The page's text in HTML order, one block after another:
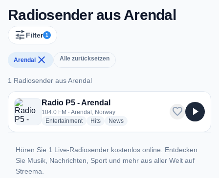
Radiosender aus Arendal
tune Filter 1
Arendal close Alle zurücksetzen
1 Radiosender aus Arendal
1 Radiosender aus Arendal
Radio P5 - Arendal
104.0 FM · Arendal, Norway
Entertainmentradio stations
Hitsradio stations
Newsradio stations
favorite play_arrow
Hören Sie 1 Live-Radiosender kostenlos online. Entdecken
Sie Musik, Nachrichten, Sport und mehr aus aller Welt auf
Streema.